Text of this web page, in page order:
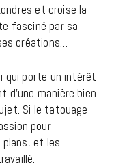
et croise la
fasciné par sa
créations…
qui porte un intérêt
d’une manière bien
Si le tatouage
pour
et les